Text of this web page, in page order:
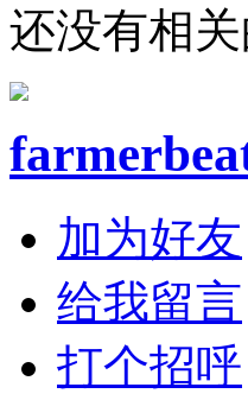
还没有相
加为好友
给我留言
打个招呼